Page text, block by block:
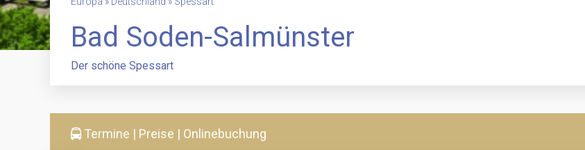
Bad Soden-Salmünster
Der schöne Spessart
Termine | Preise | Onlinebuchung